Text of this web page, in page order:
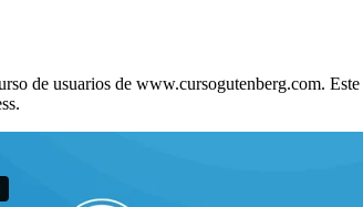
de usuarios de www.cursogutenberg.com.